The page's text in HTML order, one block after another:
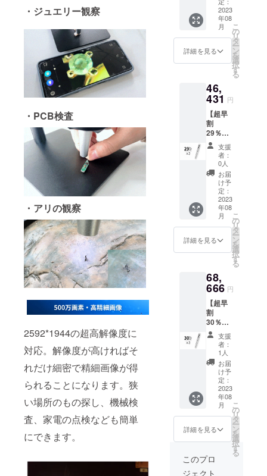
・ジュエリー観察
・PCB検査
・アリの観察
2592*1944の超高解像度に
対応。解像度が高ければそ
れだけ細密で精細画像が得
られることになります。狭
い場所のもの探し、機械検
査、家電の点検なども簡単
にできます。
充電
ケーブ
30cm×
1 日本
タンド
は別途
援購入
いただ
く必要
があり
ます。
円（税
込） ※
送料無
料（日
本国内
限定）
「Y10
」本体
×1 WiFi
アダプ
ター×1
データ
ケーブ
ル1.5ｍ
×1 ルー
ラー×1
CD×1
充電
ケーブ
30cm×
1 日本
語取扱
は別途
でご支
いただ
く必要
があり
ます。
2023
年08
月
詳細を見る
こ
の
リ
タ
ー
ン
を
選
択
す
る
46,
431 円
【超早
割
29％】
ポータ
ブル顕
微鏡
「Y10
」×2 定
価：
65,396
円（税
込） ※
送料無
料（日
本国内
物：
「Y10
」本体
×2 WiFi
アダプ
ター×2
データ
ケーブ
ル1.5ｍ
×2 ルー
ラー×2
CD×2
充電
ケーブ
30cm×
2 日本
×2 ※ス
支援
者：
0人
お届
け予
定：
2023
年08
月
詳細を見る
こ
の
リ
タ
ー
ン
を
選
択
す
る
68,
666 円
【超早
割
30％】
ポータ
ブル顕
微鏡
「Y10
」×3 定
価：
98,094
円（税
込） ※
送料無
料（日
本国内
内容
物：
支援
者：
1人
お届
け予
定：
2023
年08
月
詳細を見る
こ
の
リ
タ
ー
ン
を
選
択
す
る
このプロ
ジェクト